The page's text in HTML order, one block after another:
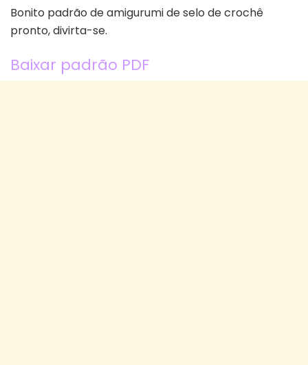
Bonito padrão de amigurumi de selo de crochê
pronto, divirta-se.
Baixar padrão PDF